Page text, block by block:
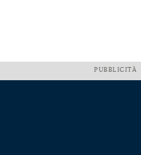
PUBBLICITÀ